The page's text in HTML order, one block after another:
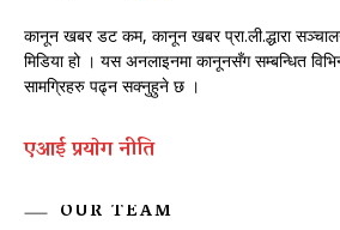
कानून खबर डट कम, कानून खबर प्रा.ली.द्धारा
मिडिया हो । यस अनलाइनमा कानूनसँग सम्बन्धित
सामग्रिहरु पढ्न सक्नुहुने छ ।
एआई प्रयाेग नीति
OUR TEAM